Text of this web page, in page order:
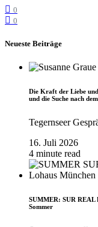
0
0
Neueste Beiträge
Die Kraft der Liebe
und die Suche nach
Tegernseer
16. Juli 2026
4 minute read
SUMMER: SUR REAL
Sommer